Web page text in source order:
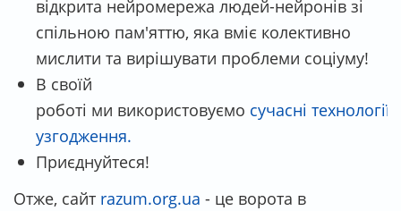
відкрита нейромережа людей-нейронів зі
спільною пам'яттю, яка вміє колективно
мислити та вирішувати проблеми соціуму!
В своїй
роботі ми використовуємо сучасні
узгодження.
Приєднуйтеся!
Отже, сайт razum.org.ua - це ворота в